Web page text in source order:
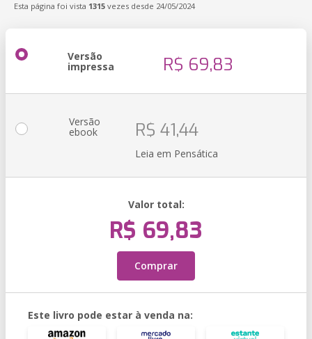
Esta página foi vista 1315 vezes desde 24/05/2024
Versão
impressa R$ 69,83
Versão
ebook R$ 41,44
Leia em Pensática
Valor total:
R$ 69,83
Comprar
Este livro pode estar à venda na: